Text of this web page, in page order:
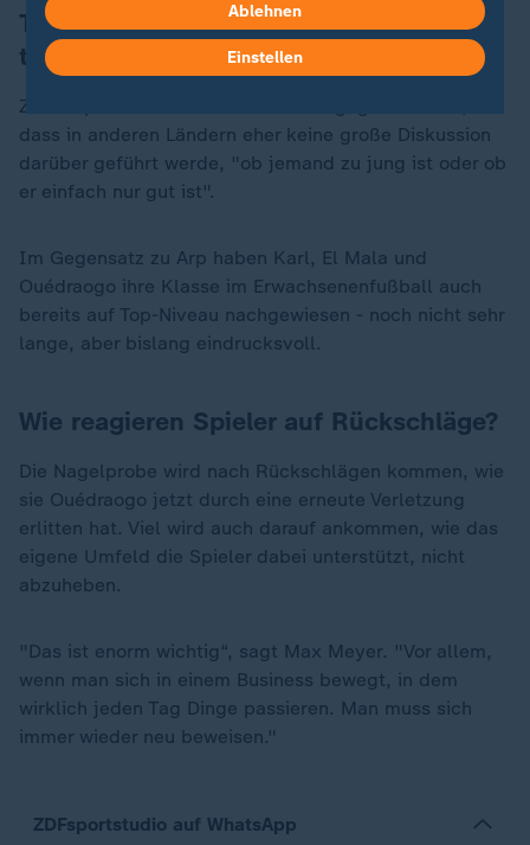
Trio auch im Erwachsenenfußball schon
top
ZDF-Reporter Ruthemann wirft demgegenüber ein,
dass in anderen Ländern eher keine große Diskussion
darüber geführt werde, "ob jemand zu jung ist oder ob
er einfach nur gut ist".
Im Gegensatz zu Arp haben Karl, El Mala und
Ouédraogo ihre Klasse im Erwachsenenfußball auch
bereits auf Top-Niveau nachgewiesen - noch nicht sehr
lange, aber bislang eindrucksvoll.
Wie reagieren Spieler auf Rückschläge?
Die Nagelprobe wird nach Rückschlägen kommen, wie
sie Ouédraogo jetzt durch eine erneute Verletzung
erlitten hat. Viel wird auch darauf ankommen, wie das
eigene Umfeld die Spieler dabei unterstützt, nicht
abzuheben.
"Das ist enorm wichtig“, sagt Max Meyer. "Vor allem,
wenn man sich in einem Business bewegt, in dem
wirklich jeden Tag Dinge passieren. Man muss sich
immer wieder neu beweisen."
ZDFsportstudio auf WhatsApp
Ablehnen
Einstellen